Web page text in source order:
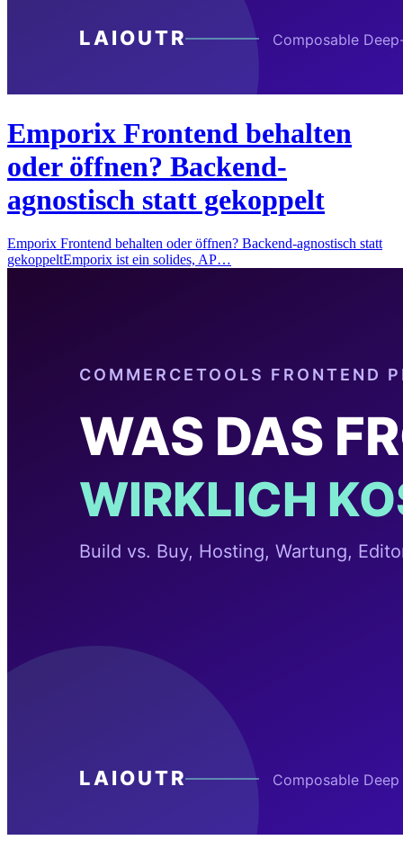
Emporix Frontend behalten
oder öffnen? Backend-
agnostisch statt gekoppelt
Emporix Frontend behalten oder öffnen? Backend-agnostisch statt
gekoppeltEmporix ist ein solides, AP…